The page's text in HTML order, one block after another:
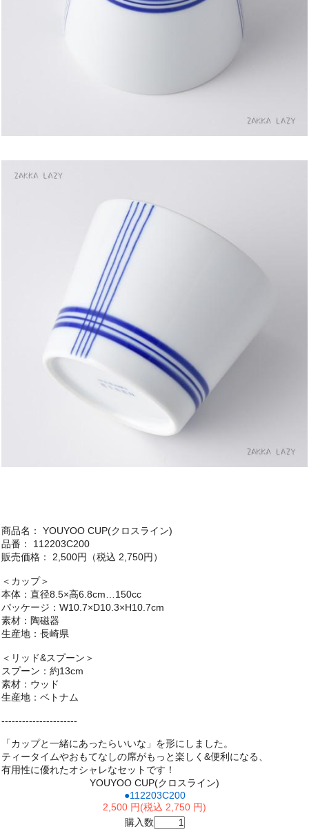
商品名： YOUYOO CUP(クロスライン)
品番： 112203C200
販売価格： 2,500円（税込 2,750円）
＜カップ＞
本体：直径8.5×高6.8cm…150cc
パッケージ：W10.7×D10.3×H10.7cm
素材：陶磁器
生産地：長崎県
＜リッド&スプーン＞
スプーン：約13cm
素材：ウッド
生産地：ベトナム
----------------------
「カップと一緒にあったらいいな」を形にしました。
ティータイムやおもてなしの席がもっと楽しく&便利になる、
有用性に優れたオシャレなセットです！
YOUYOO CUP(クロスライン)
●112203C200
2,500 円(税込 2,750 円)
購入数